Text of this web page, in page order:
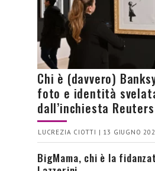
Chi è (davvero)
foto e identità
dall’inchiesta Reuters
LUCREZIA CIOTTI | 13 GIUGNO
BigMama, chi è la